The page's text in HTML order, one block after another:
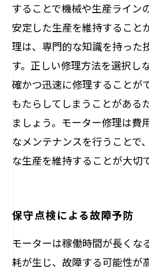
することで機械や生産ライン
安定した生産を維持すること
理は、専門的な知識を持った
す。正しい修理方法を選択し
確かつ迅速に修理することが
もたらしてしまうことがある
ましょう。モーター修理は費
なメンテナンスを行うことで
な生産を維持することが大切で
保守点検による故障予防
モーターは稼働時間が長くな
耗が生じ、故障する可能性が